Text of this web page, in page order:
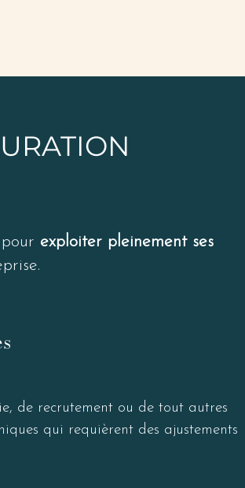
exploiter pleinement ses
de recrutement ou de tout autres
qui requièrent des ajustements